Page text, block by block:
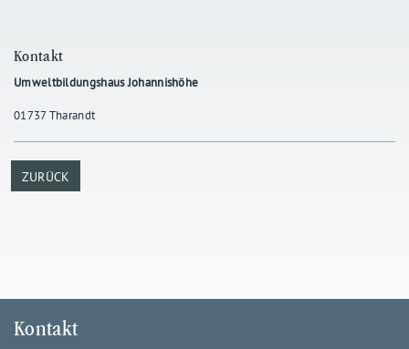
Kontakt
Umweltbildungshaus Johannishöhe
01737 Tharandt
ZURÜCK
Kontakt